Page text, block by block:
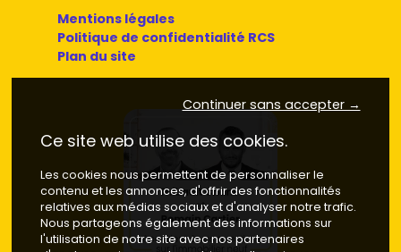
Mentions légales
Politique de confidentialité RCS
Plan du site
Continuer sans accepter →
Ce site web utilise des cookies.
Les cookies nous permettent de personnaliser le
contenu et les annonces, d'offrir des fonctionnalités
relatives aux médias sociaux et d'analyser notre trafic.
Nous partageons également des informations sur
l'utilisation de notre site avec nos partenaires